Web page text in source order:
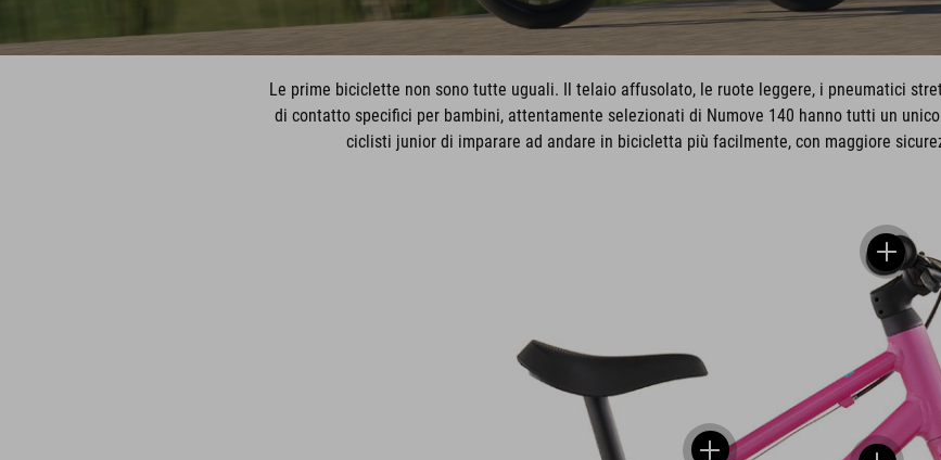
Le prime biciclette non sono tutte uguali. Il telaio affusolato, le ruote leggere, i pneumatici
di contatto specifici per bambini, attentamente selezionati di Numove 140 hanno tutti un
ciclisti junior di imparare ad andare in bicicletta più facilmente, con maggiore